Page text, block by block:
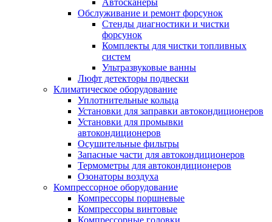
Автосканеры
Обслуживание и ремонт форсунок
Стенды диагностики и чистки
форсунок
Комплекты для чистки топливных
систем
Ультразвуковые ванны
Люфт детекторы подвески
Климатическое оборудование
Уплотнительные кольца
Установки для заправки автокондиционеров
Установки для промывки
автокондиционеров
Осушительные фильтры
Запасные части для автокондиционеров
Термометры для автокондиционеров
Озонаторы воздуха
Компрессорное оборудование
Компрессоры поршневые
Компрессоры винтовые
Компрессорные головки